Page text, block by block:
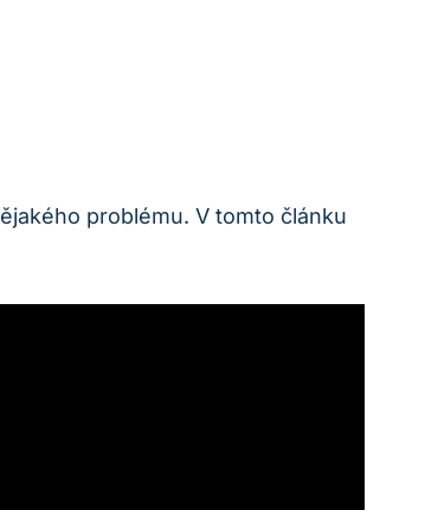
problému. V tomto článku